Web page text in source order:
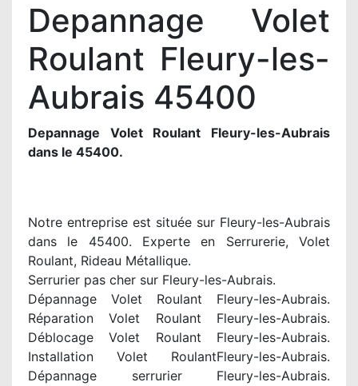
Depannage Volet
Roulant Fleury-les-
Aubrais 45400
Depannage Volet Roulant Fleury-les-Aubrais
dans le 45400.
Notre entreprise est située sur Fleury-les-Aubrais
dans le 45400. Experte en Serrurerie, Volet
Roulant, Rideau Métallique.
Serrurier pas cher sur Fleury-les-Aubrais.
Dépannage Volet Roulant Fleury-les-Aubrais.
Réparation Volet Roulant Fleury-les-Aubrais.
Déblocage Volet Roulant Fleury-les-Aubrais.
Installation Volet RoulantFleury-les-Aubrais.
Dépannage serrurier Fleury-les-Aubrais.